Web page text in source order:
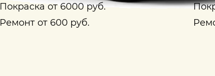
Покраска от 6000 руб.
Ремонт от 600 руб.